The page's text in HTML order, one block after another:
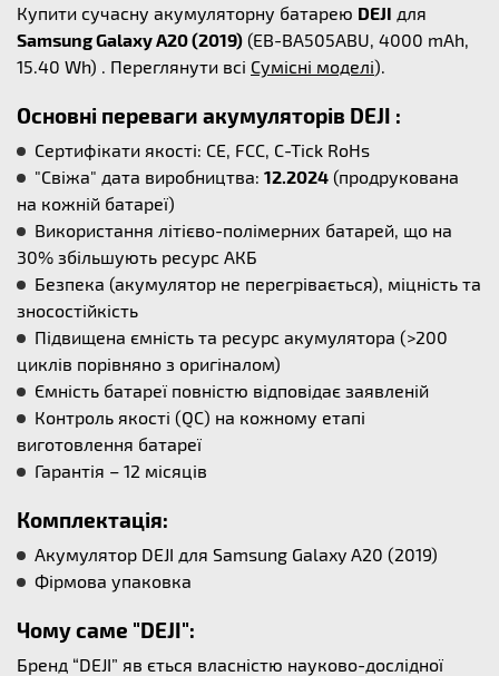
Купити сучасну акумуляторну батарею DEJI для
Samsung Galaxy A20 (2019) (EB-BA505ABU, 4000 mAh,
15.40 Wh) . Переглянути всі Сумісні моделі).
Основні переваги акумуляторів DEJI :
Сертифікати якості: CE, FCC, C-Tick RoHs
"Свіжа" дата виробництва: 12.2024 (продрукована
на кожній батареї)
Використання літієво-полімерних батарей, що на
30% збільшують ресурс АКБ
Безпека (акумулятор не перегрівається), міцність та
зносостійкість
Підвищена ємність та ресурс акумулятора (>200
циклів порівняно з оригіналом)
Ємність батареї повністю відповідає заявленій
Контроль якості (QC) на кожному етапі
виготовлення батареї
Гарантія – 12 місяців
Комплектація:
Акумулятор DEJI для Samsung Galaxy A20 (2019)
Фірмова упаковка
Чому саме "DEJI":
Бренд “DEJI” яв ється власністю науково-дослідної